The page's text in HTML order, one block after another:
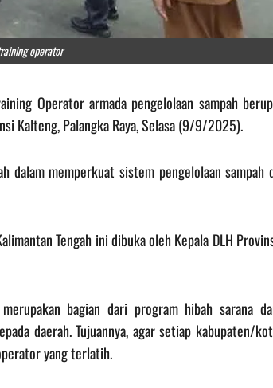
operator
Operator armada pengelolaan sampah
Kalteng, Palangka Raya, Selasa (9/9/2025).
dalam memperkuat sistem pengelolaan sampah
Tengah ini dibuka oleh Kepala DLH
bagian dari program hibah sarana
daerah. Tujuannya, agar setiap kabupaten/
yang terlatih.